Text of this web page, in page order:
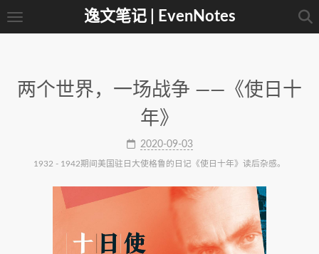
逸文笔记 | EvenNotes
两个世界，一场战争 ——《使日十
年》
2020-09-03
1932 - 1942期间美国驻日大使格鲁的日记《使日十年》读后杂感。